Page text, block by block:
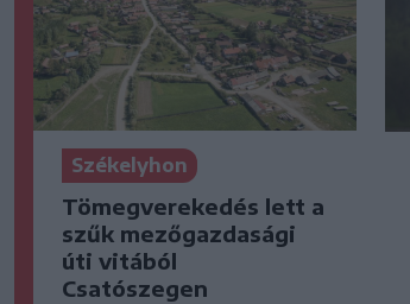
Székelyhon
Tömegverekedés lett a
szűk mezőgazdasági
úti vitából
Csatószegen